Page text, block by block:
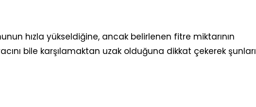
hızla yükseldiğine, ancak belirlenen fitre miktarının
bile karşılamaktan uzak olduğuna dikkat çekerek şunları